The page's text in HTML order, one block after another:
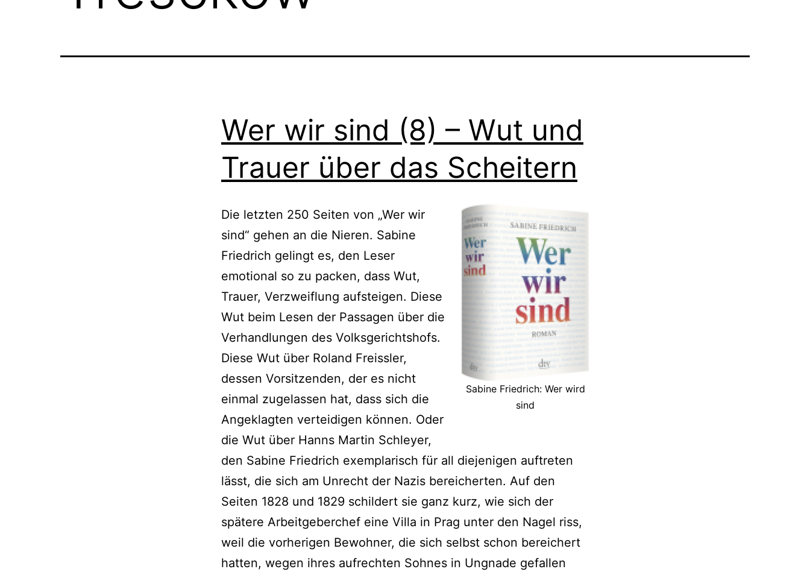
Wer wir sind (8) – Wut und
Trauer über das Scheitern
Sabine Friedrich: Wer wird
sind
Die letzten 250 Seiten von „Wer wir
sind“ gehen an die Nieren. Sabine
Friedrich gelingt es, den Leser
emotional so zu packen, dass Wut,
Trauer, Verzweiflung aufsteigen. Diese
Wut beim Lesen der Passagen über die
Verhandlungen des Volksgerichtshofs.
Diese Wut über Roland Freissler,
dessen Vorsitzenden, der es nicht
einmal zugelassen hat, dass sich die
Angeklagten verteidigen können. Oder
die Wut über Hanns Martin Schleyer,
den Sabine Friedrich exemplarisch für all diejenigen auftreten
lässt, die sich am Unrecht der Nazis bereicherten. Auf den
Seiten 1828 und 1829 schildert sie ganz kurz, wie sich der
spätere Arbeitgeberchef eine Villa in Prag unter den Nagel riss,
weil die vorherigen Bewohner, die sich selbst schon bereichert
hatten, wegen ihres aufrechten Sohnes in Ungnade gefallen